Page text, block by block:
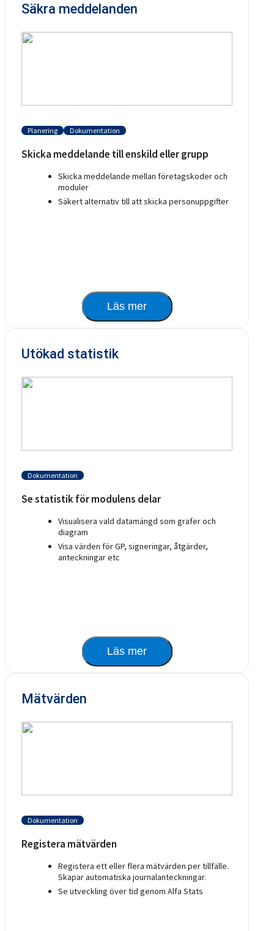
Säkra meddelanden
Planering Dokumentation
Skicka meddelande till enskild eller grupp
Skicka meddelande mellan företagskoder och
moduler
Säkert alternativ till att skicka personuppgifter
Läs mer
Utökad statistik
Dokumentation
Se statistik för modulens delar
Visualisera vald datamängd som grafer och
diagram
Visa värden för GP, signeringar, åtgärder,
anteckningar etc
Läs mer
Mätvärden
Dokumentation
Registera mätvärden
Registera ett eller flera mätvärden per tillfälle.
Skapar automatiska journalanteckningar.
Se utveckling över tid genom Alfa Stats